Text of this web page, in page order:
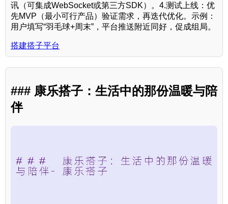
讯（可集成WebSocket或第三方SDK）。4.测试上线：优
先MVP（最小可行产品）验证需求，再迭代优化。示例：
用户填写“羽毛球+周末”，平台推送附近同好，促成组局。
搭建搭子平台
### 康乐搭子：生活中的那份温暖与陪
伴